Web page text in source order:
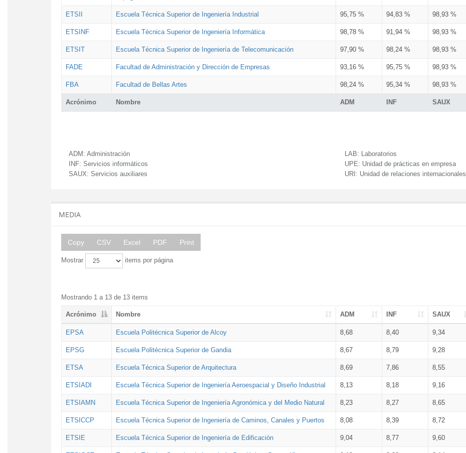
Acrónimo Nombre ADM INF SAUX
ETSII Escuela Técnica Superior de Ingeniería Industrial 95,75 % 94,83 % 98,93 %
ETSINF Escuela Técnica Superior de Ingeniería Informática 98,78 % 91,94 % 98,93 %
ETSIT Escuela Técnica Superior de Ingeniería de Telecomunicación 97,90 % 98,24 % 98,93 %
FADE Facultad de Administración y Dirección de Empresas 93,16 % 95,75 % 98,93 %
FBA Facultad de Bellas Artes 98,24 % 95,34 % 98,93 %
ADM: Administración
INF: Servicios informáticos
SAUX: Servicios auxiliares
LAB: Laboratorios
UPE: Unidad de prácticas en empresa
URI: Unidad de relaciones internacionales
MEDIA
Copy CSV Excel PDF Print
Mostrar items por página
Mostrando 1 a 13 de 13 items
Acrónimo Nombre ADM INF SAUX
EPSA Escuela Politécnica Superior de Alcoy 8,68 8,40 9,34
EPSG Escuela Politécnica Superior de Gandia 8,67 8,79 9,28
ETSA Escuela Técnica Superior de Arquitectura 8,69 7,86 8,55
ETSIADI Escuela Técnica Superior de Ingeniería Aeroespacial y Diseño Industrial 8,13 8,18 9,16
ETSIAMN Escuela Técnica Superior de Ingeniería Agronómica y del Medio Natural 8,23 8,27 8,65
ETSICCP Escuela Técnica Superior de Ingeniería de Caminos, Canales y Puertos 8,08 8,39 8,72
ETSIE Escuela Técnica Superior de Ingeniería de Edificación 9,04 8,77 9,60